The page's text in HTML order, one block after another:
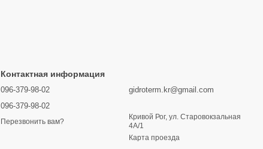
Контактная информация
096-379-98-02
096-379-98-02
Перезвонить вам?
gidroterm.kr@gmail.com
Кривой Рог, ул. Старовокзальная
4А/1
Карта проезда